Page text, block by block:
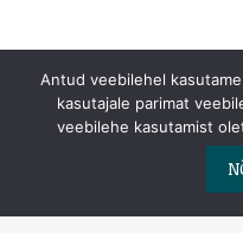
Viimsi uisuväljak
Randvere tee 9b, Viimsi
Antud veebilehel
kasutajale parimat
veebilehe kasutamist